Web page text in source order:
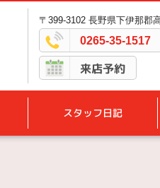
〒399-3102 長野県下伊那郡
0265-35-1517
来店予約
スタッフ日記